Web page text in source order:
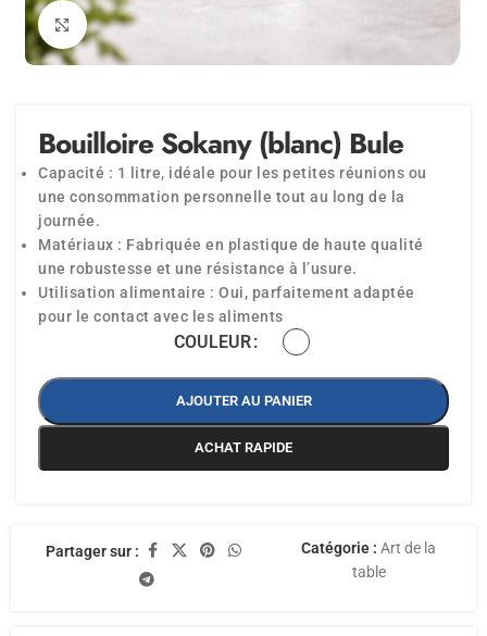
Agrandir
Bouilloire Sokany (blanc) Bule
Capacité : 1 litre, idéale pour les petites réunions ou
une consommation personnelle tout au long de la
journée.
Matériaux : Fabriquée en plastique de haute qualité
une robustesse et une résistance à l’usure.
Utilisation alimentaire : Oui, parfaitement adaptée
pour le contact avec les aliments
COULEUR
AJOUTER AU PANIER
ACHAT RAPIDE
Partager sur : Catégorie : Art de la
table